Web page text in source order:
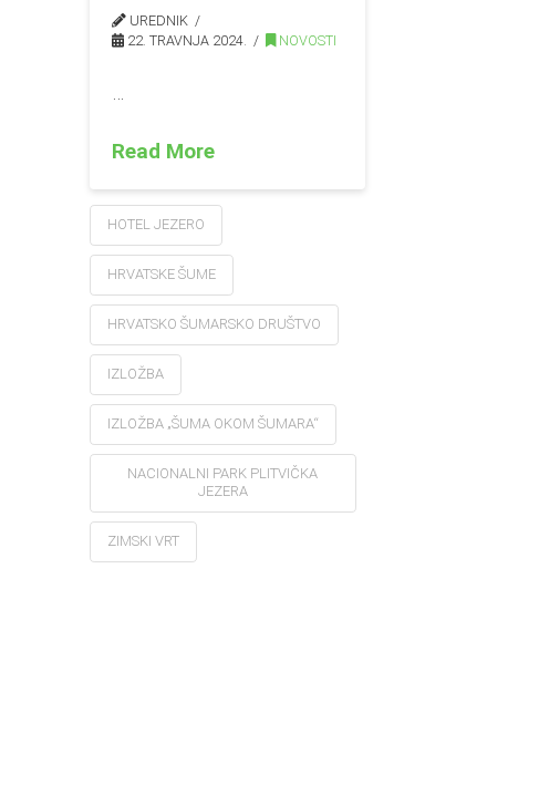
UREDNIK
22. TRAVNJA 2024.
NOVOSTI
Read More
HOTEL JEZERO
HRVATSKE ŠUME
HRVATSKO ŠUMARSKO DRUŠTVO
IZLOŽBA
IZLOŽBA „ŠUMA OKOM ŠUMARA“
NACIONALNI PARK PLITVIČKA
JEZERA
ZIMSKI VRT